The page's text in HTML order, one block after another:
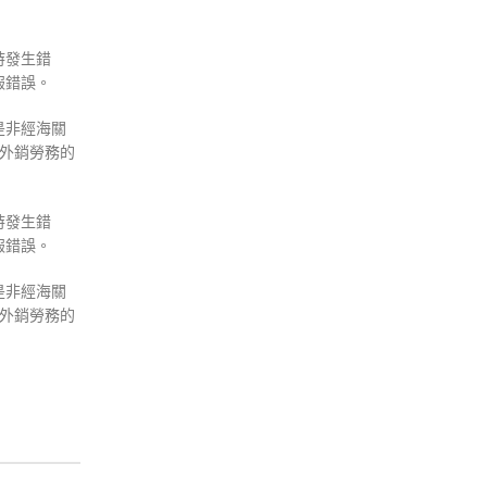
發生錯
誤。
非經海關
銷勞務的
發生錯
誤。
非經海關
銷勞務的